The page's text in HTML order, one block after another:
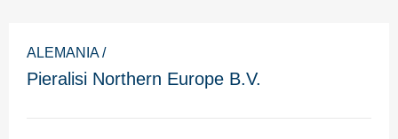
ALEMANIA /
Pieralisi Northern Europe B.V.